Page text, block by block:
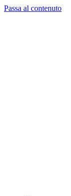
Passa al contenuto